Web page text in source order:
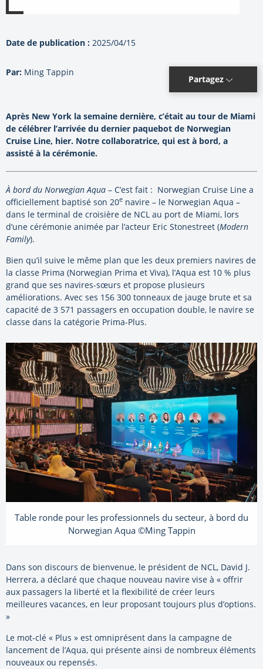
Date de publication : 2025/04/15
Par: Ming Tappin
Partagez
Après New York la semaine dernière, c’était au tour de Miami
de célébrer l’arrivée du dernier paquebot de Norwegian
Cruise Line, hier. Notre collaboratrice, qui est à bord, a
assisté à la cérémonie.
À bord du Norwegian Aqua – C’est fait : Norwegian Cruise Line a
officiellement baptisé son 20e navire – le Norwegian Aqua –
dans le terminal de croisière de NCL au port de Miami, lors
d’une cérémonie animée par l’acteur Eric Stonestreet (Modern
Family).
Bien qu’il suive le même plan que les deux premiers navires de
la classe Prima (Norwegian Prima et Viva), l’Aqua est 10 % plus
grand que ses navires-sœurs et propose plusieurs
améliorations. Avec ses 156 300 tonneaux de jauge brute et sa
capacité de 3 571 passagers en occupation double, le navire se
classe dans la catégorie Prima-Plus.
Table ronde pour les professionnels du secteur, à bord du
Norwegian Aqua ©Ming Tappin
Dans son discours de bienvenue, le président de NCL, David J.
Herrera, a déclaré que chaque nouveau navire vise à « offrir
aux passagers la liberté et la flexibilité de créer leurs
meilleures vacances, en leur proposant toujours plus d’options.
»
Le mot-clé « Plus » est omniprésent dans la campagne de
lancement de l’Aqua, qui présente ainsi de nombreux éléments
nouveaux ou repensés.